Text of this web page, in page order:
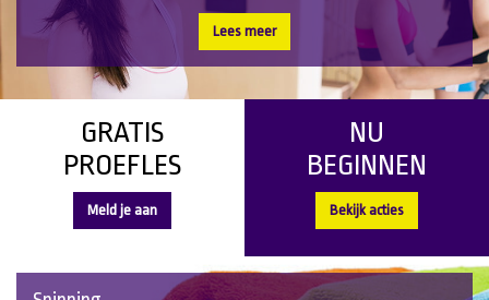
Lees meer
GRATIS
PROEFLES
Meld je aan
NU
BEGINNEN
Bekijk acties